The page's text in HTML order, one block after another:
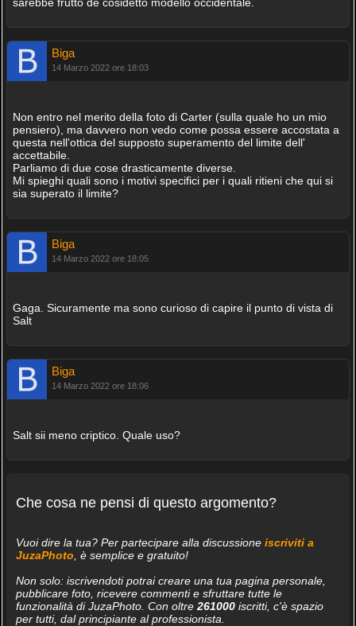
Biga
14 Marzo 2022 ore 18:03
Non entro nel merito della foto di Carter (sulla quale ho un mio
pensiero), ma davvero non vedo come possa essere accostata a
questa nell'ottica del supposto superamento del limite dell'
accettabile.
Parliamo di due cose drasticamente diverse.
Mi spieghi quali sono i motivi specifici per i quali ritieni che qui si
sia superato il limite?
Biga
14 Marzo 2022 ore 18:05
Gaga. Sicuramente ma sono curioso di capire il punto di vista di
Salt
Biga
14 Marzo 2022 ore 18:06
Salt sii meno criptico. Quale uso?
Che cosa ne pensi di questo argomento?
Vuoi dire la tua? Per partecipare alla discussione iscriviti a
JuzaPhoto , è semplice e gratuito!
Non solo: iscrivendoti potrai creare una tua pagina personale,
pubblicare foto, ricevere commenti e sfruttare tutte le
funzionalità di JuzaPhoto. Con oltre 261000iscritti, c'è spazio
per tutti, dal principiante al professionista.